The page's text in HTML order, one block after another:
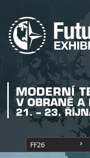
FF26